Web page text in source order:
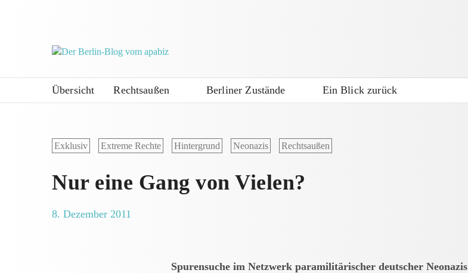
Übersicht Rechtsaußen Berliner Zustände Ein Blick zurück
Exklusiv Extreme Rechte Hintergrund Neonazis Rechtsaußen
Nur eine Gang von Vielen?
8. Dezember 2011
Spurensuche im Netzwerk paramilitärischer deutscher Neonazis